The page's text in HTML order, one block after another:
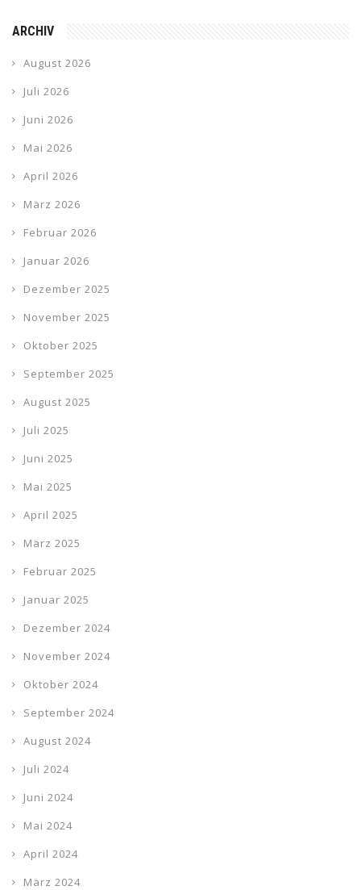
ARCHIV
August 2026
Juli 2026
Juni 2026
Mai 2026
April 2026
März 2026
Februar 2026
Januar 2026
Dezember 2025
November 2025
Oktober 2025
September 2025
August 2025
Juli 2025
Juni 2025
Mai 2025
April 2025
März 2025
Februar 2025
Januar 2025
Dezember 2024
November 2024
Oktober 2024
September 2024
August 2024
Juli 2024
Juni 2024
Mai 2024
April 2024
März 2024